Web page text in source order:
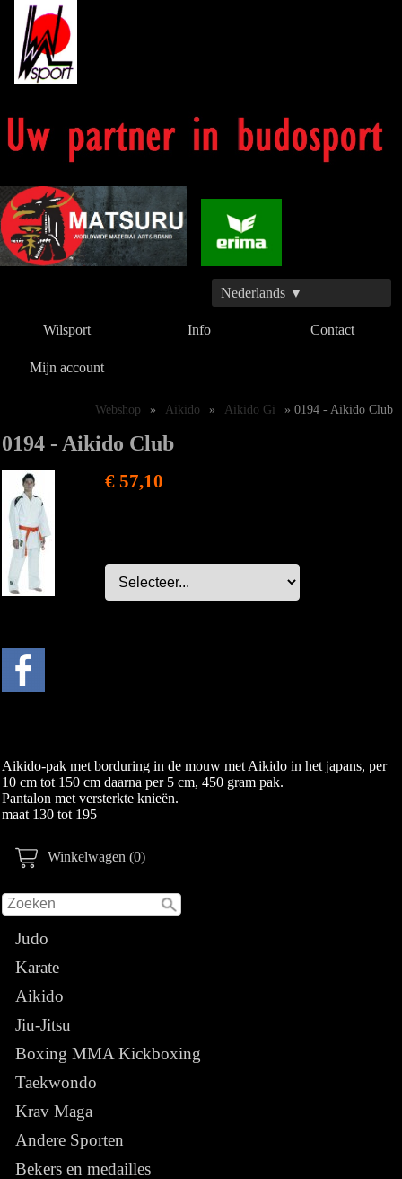
Nederlands ▼
Wilsport Info Contact
Mijn account
Winkelwagen (0)
Judo
Karate
Aikido
Jiu-Jitsu
Boxing MMA Kickboxing
Taekwondo
Krav Maga
Andere Sporten
Bekers en medailles
Webshop » Aikido » Aikido Gi » 0194 - Aikido Club
0194 - Aikido Club
€ 57,10
Aikido-pak met borduring in de mouw met Aikido in het japans, per
10 cm tot 150 cm daarna per 5 cm, 450 gram pak.
Pantalon met versterkte knieën.
maat 130 tot 195